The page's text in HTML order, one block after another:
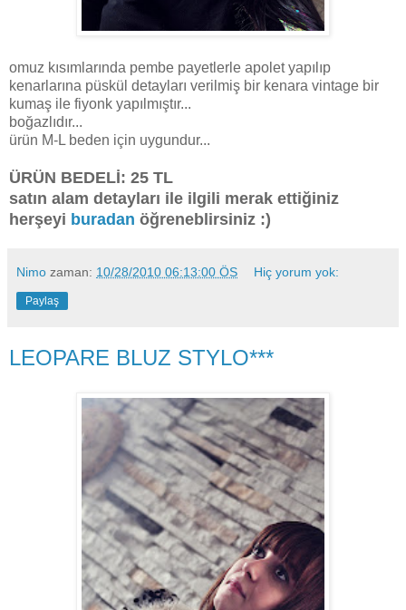
omuz kısımlarında pembe payetlerle apolet yapılıp
kenarlarına püskül detayları verilmiş bir kenara vintage bir
kumaş ile fiyonk yapılmıştır...
boğazlıdır...
ürün M-L beden için uygundur...
ÜRÜN BEDELİ: 25 TL
satın alam detayları ile ilgili merak ettiğiniz
herşeyi buradan öğreneblirsiniz :)
Nimo zaman: 10/28/2010 06:13:00 ÖS Hiç yorum yok:
Paylaş
LEOPARE BLUZ STYLO***